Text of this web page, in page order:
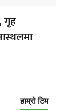
गृह
हाम्रो टिम